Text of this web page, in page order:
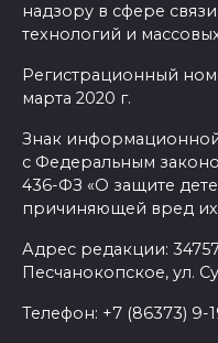
надзору в сфере
технологий и
Регистрационный
марта 2020 г.
Знак
с Федеральным
436-ФЗ «О защите
причиняющей вред их
Адрес редакции:
Песчанокопское, ул.
Телефон: +7 (86373) 9-